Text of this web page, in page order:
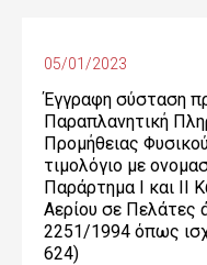
05/01/2023
Έγγραφη σύσταση
Παραπλανητική
Προμήθειας
τιμολόγιο με
Παράρτημα Ι και ΙΙ
Αερίου σε Πελάτες
2251/1994 όπως
624)